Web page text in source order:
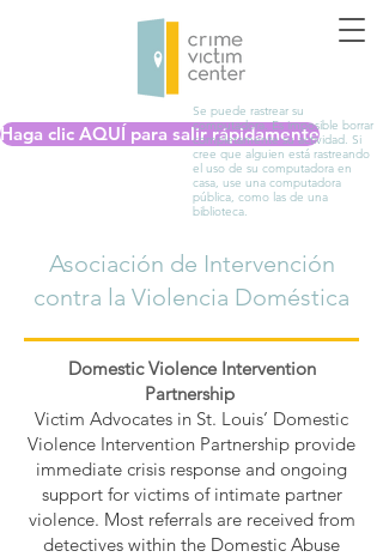
Haga clic AQUÍ para salir rápidamente
Se puede rastrear su
computadora. Es imposible borrar
completamente su actividad. Si
cree que alguien está rastreando
el uso de su computadora en
casa, use una computadora
pública, como las de una
biblioteca.
Asociación de Intervención
contra la Violencia Doméstica
Domestic Violence Intervention
Partnership
Victim Advocates in St. Louis’ Domestic
Violence Intervention Partnership provide
immediate crisis response and ongoing
support for victims of intimate partner
violence. Most referrals are received from
detectives within the Domestic Abuse